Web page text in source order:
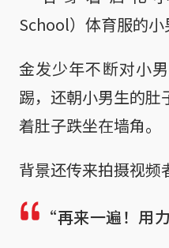
School）体育服的小
金发少年不断对小
踢，还朝小男生的肚
着肚子跌坐在墙角。
背景还传来拍摄视频
“再来一遍！用